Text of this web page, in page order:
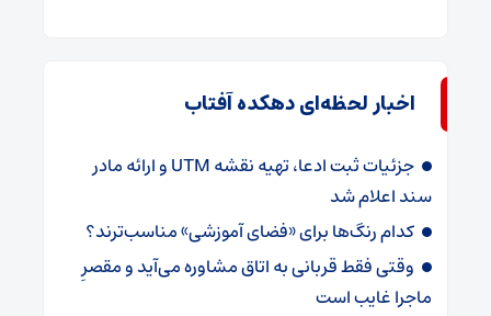
اخبار لحظه‌ای دهکده آفتاب
جزئیات ثبت ادعا، تهیه نقشه UTM و ارائه مادر
سند اعلام شد
کدام رنگ‌ها برای «فضای آموزشی» مناسب‌ترند؟
وقتی فقط قربانی به اتاق مشاوره می‌آید و مقصرِ
ماجرا غایب است